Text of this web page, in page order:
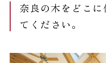
奈良の木をどこ
てください。